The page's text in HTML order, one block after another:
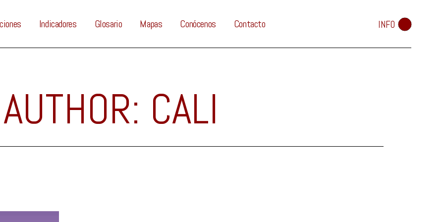
Indicadores Glosario Mapas Conócenos Contacto INFO
AUTHOR: CALI